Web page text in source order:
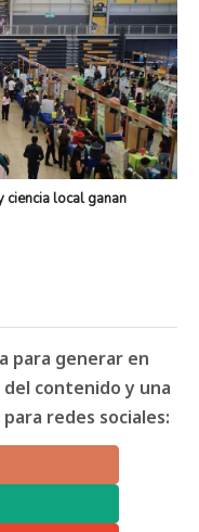
ciencia local ganan
para generar en
contenido y una
redes sociales: